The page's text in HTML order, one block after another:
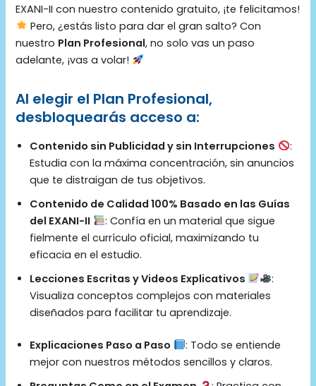
EXANI-II con nuestro contenido gratuito, ¡te felicitamos!
Pero, ¿estás listo para dar el gran salto? Con
nuestro Plan Profesional, no solo vas un paso
adelante, ¡vas a volar!
Al elegir el Plan Profesional,
desbloquearás acceso a:
Contenido sin Publicidad y sin Interrupciones
:
Estudia con la máxima concentración, sin anuncios
que te distraigan de tus objetivos.
Contenido de Calidad 100% Basado en las Guías
del EXANI-II
: Confía en un material que sigue
fielmente el currículo oficial, maximizando tu
eficacia en el estudio.
Lecciones Escritas y Videos Explicativos
:
Visualiza conceptos complejos con materiales
diseñados para facilitar tu aprendizaje.
Explicaciones Paso a Paso
: Todo se entiende
mejor con nuestros métodos sencillos y claros.